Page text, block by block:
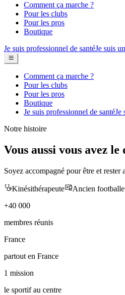
Comment ça marche ?
Pour les clubs
Pour les pros
Boutique
Je suis professionnel de santéJe suis
Comment ça marche ?
Pour les clubs
Pour les pros
Boutique
Je suis professionnel de santéJe
Notre histoire
Vous aussi vous avez
Soyez accompagné pour être et
Kinésithérapeute Ancien
+40 000
membres réunis
France
partout en France
1 mission
le sportif au centre